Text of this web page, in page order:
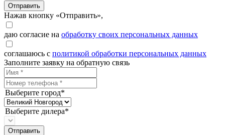
Отправить
Нажав кнопку «Отправить»,
даю согласие на обработку своих персональных данных
соглашаюсь с политикой обработки персональных данных
Заполните заявку на обратную связь
Выберите город*
Выберите дилера*
Отправить